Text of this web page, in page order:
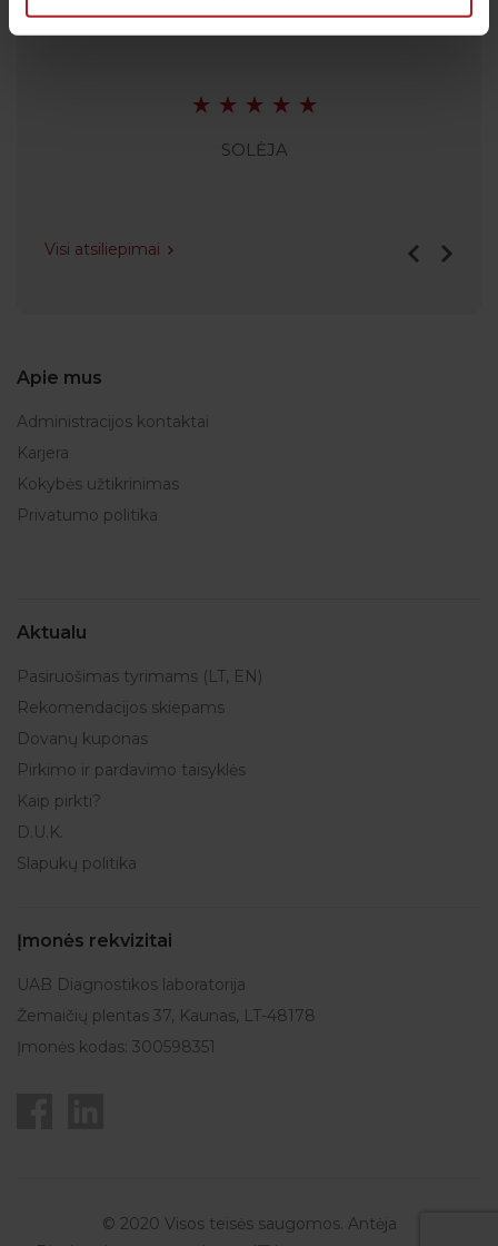
Atsiliepimai
SOLĖJA
Visi atsiliepimai
Apie mus
Administracijos kontaktai
Karjera
Kokybės užtikrinimas
Privatumo politika
Aktualu
Pasiruošimas tyrimams (LT, EN)
Rekomendacijos skiepams
Dovanų kuponas
Pirkimo ir pardavimo taisyklės
Kaip pirkti?
D.U.K.
Slapukų politika
Įmonės rekvizitai
UAB Diagnostikos laboratorija
Žemaičių plentas 37, Kaunas, LT-48178
Įmonės kodas: 300598351
© 2020 Visos teisės saugomos. Antėja